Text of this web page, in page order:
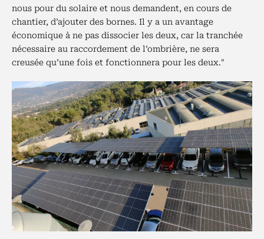
nous pour du solaire et nous demandent, en cours de
chantier, d’ajouter des bornes. Il y a un avantage
économique à ne pas dissocier les deux, car la tranchée
nécessaire au raccordement de l’ombrière, ne sera
creusée qu’une fois et fonctionnera pour les deux."